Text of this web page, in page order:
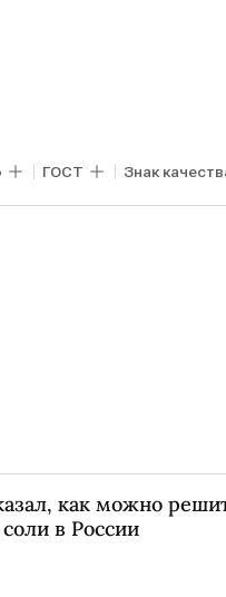
ГОСТ Знак
как можно
в России